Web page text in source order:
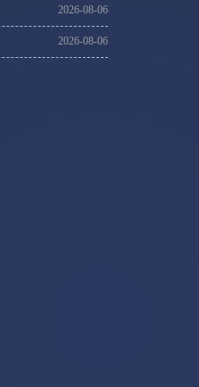
2026-08-06
2026-08-06